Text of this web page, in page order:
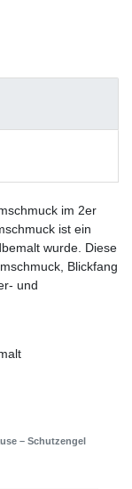
im 2er
ist ein
wurde. Diese
Blickfang
und
– Schutzengel